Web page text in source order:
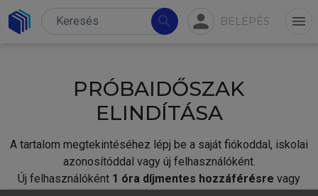
search person BELÉPÉS menu
PRÓBAIDŐSZAK
ELINDÍTÁSA
A tartalom megtekintéséhez lépj be a saját fiókoddal, iskolai
azonosítóddal vagy új felhasználóként.
Új felhasználóként 1 óra díjmentes hozzáférésre vagy